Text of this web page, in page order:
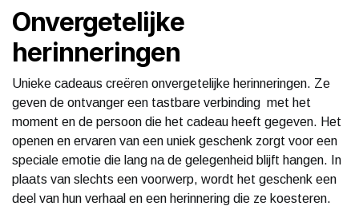
Onvergetelijke
herinneringen
Unieke cadeaus creëren onvergetelijke herinneringen. Ze
geven de ontvanger een tastbare verbinding met het
moment en de persoon die het cadeau heeft gegeven. Het
openen en ervaren van een uniek geschenk zorgt voor een
speciale emotie die lang na de gelegenheid blijft hangen. In
plaats van slechts een voorwerp, wordt het geschenk een
deel van hun verhaal en een herinnering die ze koesteren.